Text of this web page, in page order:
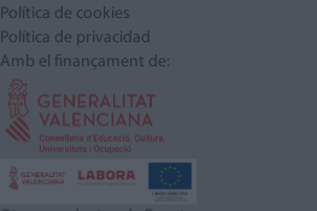
Política de cookies
Política de privacidad
Amb el finançament de: